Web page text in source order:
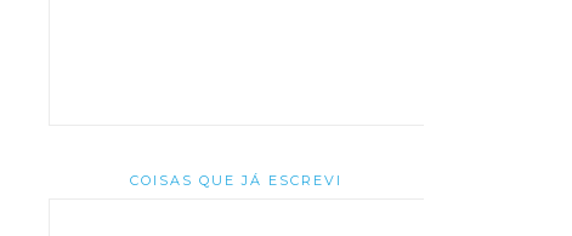
COISAS QUE JÁ ESCREVI